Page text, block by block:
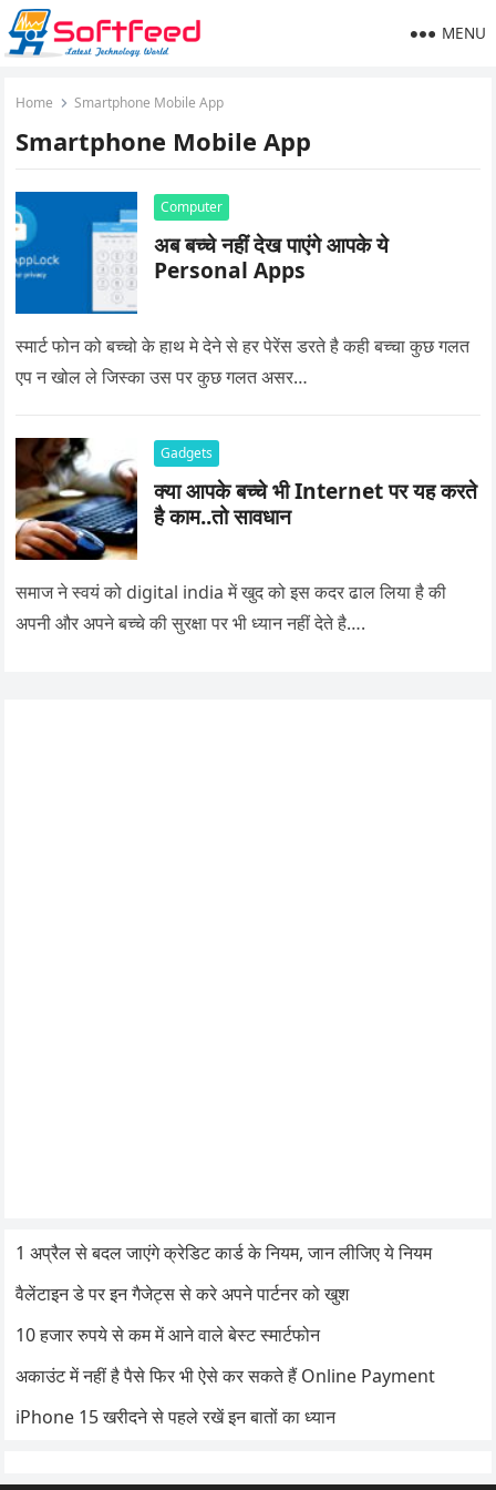
MENU
Home Smartphone Mobile App
Smartphone Mobile App
Computer
अब बच्चे नहीं देख पाएंगे आपके ये
Personal Apps
स्मार्ट फोन को बच्चो के हाथ मे देने से हर पेरेंस डरते है कही बच्चा कुछ गलत
एप न खोल ले जिस्का उस पर कुछ गलत असर…
Gadgets
क्या आपके बच्चे भी Internet पर यह करते
है काम..तो सावधान
समाज ने स्वयं को digital india में खुद को इस कदर ढाल लिया है की
अपनी और अपने बच्चे की सुरक्षा पर भी ध्यान नहीं देते है….
1 अप्रैल से बदल जाएंगे क्रेडिट कार्ड के नियम, जान लीजिए ये नियम
वैलेंटाइन डे पर इन गैजेट्स से करे अपने पार्टनर को खुश
10 हजार रुपये से कम में आने वाले बेस्ट स्मार्टफोन
अकाउंट में नहीं है पैसे फिर भी ऐसे कर सकते हैं Online Payment
iPhone 15 खरीदने से पहले रखें इन बातों का ध्यान